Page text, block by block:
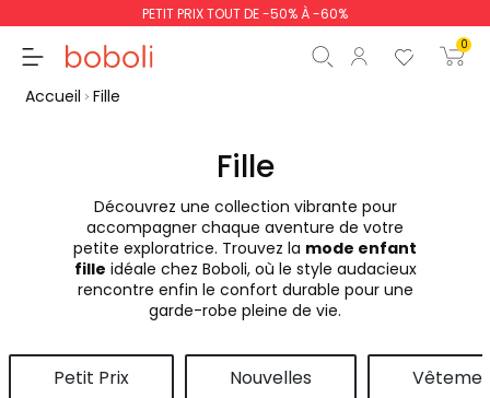
PETIT PRIX TOUT DE -50% À -60%
0
0,00 €
poursuit Commencer la
Accueil Fille
Fille
Découvrez une collection vibrante pour
accompagner chaque aventure de votre
petite exploratrice. Trouvez la mode enfant
fille idéale chez Boboli, où le style audacieux
rencontre enfin le confort durable pour une
garde-robe pleine de vie.
Petit Prix Nouvelles